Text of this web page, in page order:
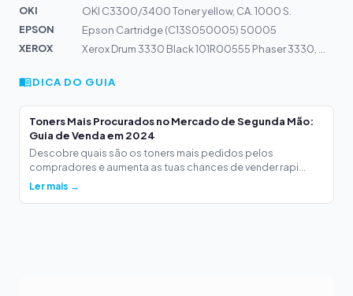
OKI
OKI C3300/3400 Toner yellow, CA. 1000 S.
EPSON
Epson Cartridge (C13S050005) 50005
XEROX
DICA DO GUIA
Toners Mais Procurados no Mercado de Segunda Mão:
Guia de Venda em 2024
Descobre quais são os toners mais pedidos pelos
compradores e aumenta as tuas chances de vender rapi...
Ler mais →